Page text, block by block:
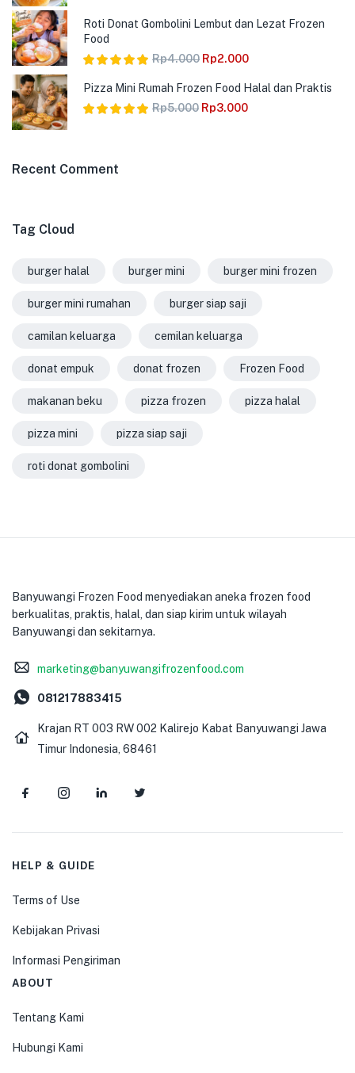
dari 5
Roti Donat Gombolini Lembut dan Lezat Frozen
Food
dari 5
Rp4.000 Rp2.000
Pizza Mini Rumah Frozen Food Halal dan Praktis
Rp5.000 Rp3.000
Recent Comment
Tag Cloud
burger halal burger mini burger mini frozen
burger mini rumahan burger siap saji
camilan keluarga cemilan keluarga
donat empuk donat frozen Frozen Food
makanan beku pizza frozen pizza halal
pizza mini pizza siap saji
roti donat gombolini
Banyuwangi Frozen Food menyediakan aneka frozen food
berkualitas, praktis, halal, dan siap kirim untuk wilayah
Banyuwangi dan sekitarnya.
marketing@banyuwangifrozenfood.com
081217883415
Krajan RT 003 RW 002 Kalirejo Kabat Banyuwangi Jawa
Timur Indonesia, 68461
HELP & GUIDE
Terms of Use
Kebijakan Privasi
Informasi Pengiriman
ABOUT
Tentang Kami
Hubungi Kami